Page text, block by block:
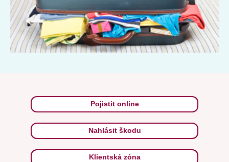
Pojistit online
Nahlásit škodu
Klientská zóna